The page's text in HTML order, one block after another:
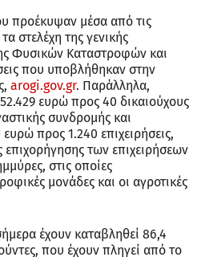
προέκυψαν μέσα από τις
στελέχη της γενικής
Φυσικών Καταστροφών και
που υποβλήθηκαν στην
arogi.gov.gr. Παράλληλα,
ευρώ προς 40 δικαιούχους
συνδρομής και
προς 1.240 επιχειρήσεις,
των επιχειρήσεων
στις οποίες
μονάδες και οι αγροτικές
έχουν καταβληθεί 86,4
που έχουν πληγεί από το